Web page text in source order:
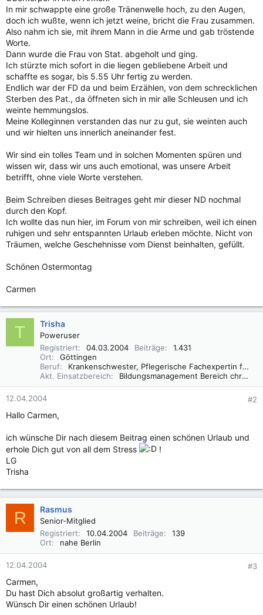
In mir schwappte eine große Tränenwelle hoch, zu den Augen,
doch ich wußte, wenn ich jetzt weine, bricht die Frau zusammen.
Also nahm ich sie, mit ihrem Mann in die Arme und gab tröstende
Worte.
Dann wurde die Frau von Stat. abgeholt und ging.
Ich stürzte mich sofort in die liegen gebliebene Arbeit und
schaffte es sogar, bis 5.55 Uhr fertig zu werden.
Endlich war der FD da und beim Erzählen, von dem schrecklichen
Sterben des Pat., da öffneten sich in mir alle Schleusen und ich
weinte hemmungslos.
Meine Kolleginnen verstanden das nur zu gut, sie weinten auch
und wir hielten uns innerlich aneinander fest.
Wir sind ein tolles Team und in solchen Momenten spüren und
wissen wir, dass wir uns auch emotional, was unsere Arbeit
betrifft, ohne viele Worte verstehen.
Beim Schreiben dieses Beitrages geht mir dieser ND nochmal
durch den Kopf.
Ich wollte das nun hier, im Forum von mir schreiben, weil ich einen
ruhigen und sehr entspannten Urlaub erleben möchte. Nicht von
Träumen, welche Geschehnisse vom Dienst beinhalten, gefüllt.
Schönen Ostermontag
Carmen
T Trisha
Poweruser
Registriert
04.03.2004 Beiträge
1.431
Ort
Göttingen
Beruf
Krankenschwester, Pflegerische Fachexpertin für chronische Wunden
Akt. Einsatzbereich
Bildungsmanagement Bereich chronische Wunden
12.04.2004 #2
Hallo Carmen,
ich wünsche Dir nach diesem Beitrag einen schönen Urlaub und
erhole Dich gut von all dem Stress
!
LG
Trisha
R Rasmus
Senior-Mitglied
Registriert
10.04.2004 Beiträge
139
Ort
nahe Berlin
12.04.2004 #3
Carmen,
Du hast Dich absolut großartig verhalten.
Wünsch Dir einen schönen Urlaub!